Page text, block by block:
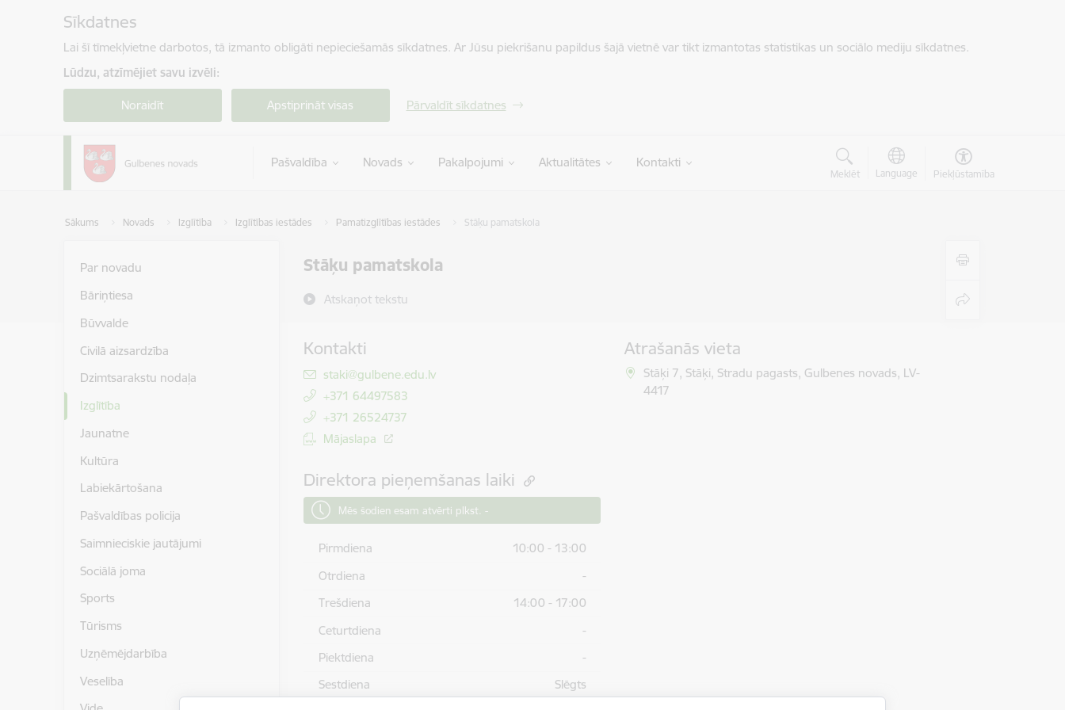
Sīkdatnes
Lai šī tīmekļvietne darbotos, tā izmanto obligāti nepieciešamās sīkdatnes. Ar Jūsu piekrišanu papildus šajā vietnē var tikt izmantotas statistikas un sociālo mediju sīkdatnes.
Lūdzu, atzīmējiet savu izvēli:
Noraidīt Apstiprināt visas Pārvaldīt sīkdatnes
Pašvaldība Novads Pakalpojumi Aktualitātes Kontakti
Meklēt Language Piekļūstamība
Sākums Novads Izglītība Izglītības iestādes Pamatizglītības iestādes Stāķu pamatskola
Stāķu pamatskola
Atskaņot tekstu
Par novadu
Bāriņtiesa
Būvvalde
Civilā aizsardzība
Dzimtsarakstu nodaļa
Izglītība
Jaunatne
Kultūra
Labiekārtošana
Pašvaldības policija
Saimnieciskie jautājumi
Sociālā joma
Sports
Tūrisms
Uzņēmējdarbība
Veselība
Kontakti
E-pasts:
staki@gulbene.edu.lv
+371 64497583
+371 26524737
Mājaslapa
Atrašanās vieta
Stāķi 7, Stāķi, Stradu pagasts, Gulbenes novads, LV-
4417
Direktora pieņemšanas laiki
Mēs šodien esam atvērti plkst. -
Pirmdiena
10:00 - 13:00
Otrdiena
-
Trešdiena
14:00 - 17:00
Ceturtdiena
-
Piektdiena
-
Sestdiena
Slēgts